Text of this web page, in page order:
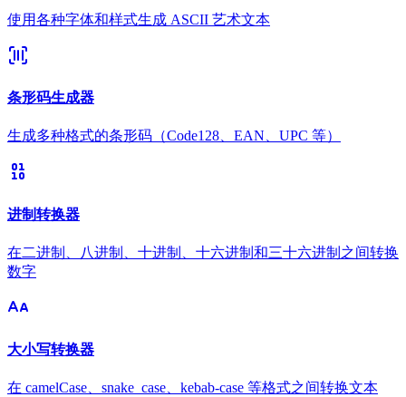
使用各种字体和样式生成 ASCII 艺术文本
条形码生成器
生成多种格式的条形码（Code128、EAN、UPC 等）
进制转换器
在二进制、八进制、十进制、十六进制和三十六进制之间转换
数字
大小写转换器
在 camelCase、snake_case、kebab-case 等格式之间转换文本